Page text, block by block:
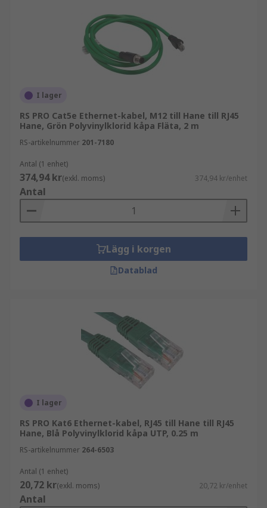
I lager
RS PRO Cat5e Ethernet-kabel, M12 till Hane till RJ45
Hane, Grön Polyvinylklorid kåpa Fläta, 2 m
RS-artikelnummer 201-7180
Antal (1 enhet)
374,94 kr(exkl. moms) 374,94 kr/enhet
Antal
Lägg i korgen
Datablad
I lager
RS PRO Kat6 Ethernet-kabel, RJ45 till Hane till RJ45
Hane, Blå Polyvinylklorid kåpa UTP, 0.25 m
RS-artikelnummer 264-6503
Antal (1 enhet)
20,72 kr(exkl. moms) 20,72 kr/enhet
Antal